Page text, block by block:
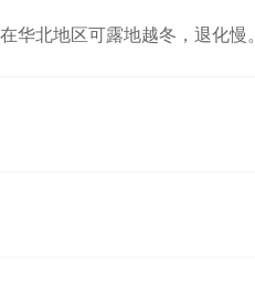
华北地区可露地越冬，退化慢。